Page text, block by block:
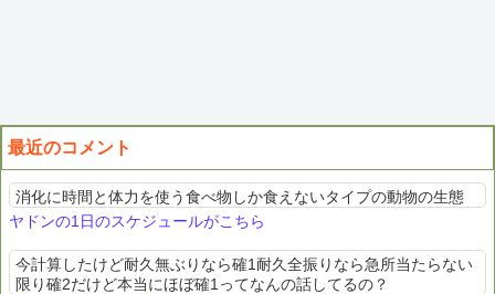
最近のコメント
消化に時間と体力を使う食べ物しか食えないタイプの動物の生態
ヤドンの1日のスケジュールがこちら
今計算したけど耐久無ぶりなら確1耐久全振りなら急所当たらない
限り確2だけど本当にほぼ確1ってなんの話してるの？